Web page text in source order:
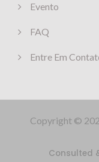
Evento
FAQ
Entre Em
Copyright ©
Consulted